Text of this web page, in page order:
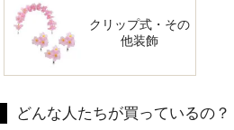
クリップ式・その
他装飾
どんな人たちが買っているの？